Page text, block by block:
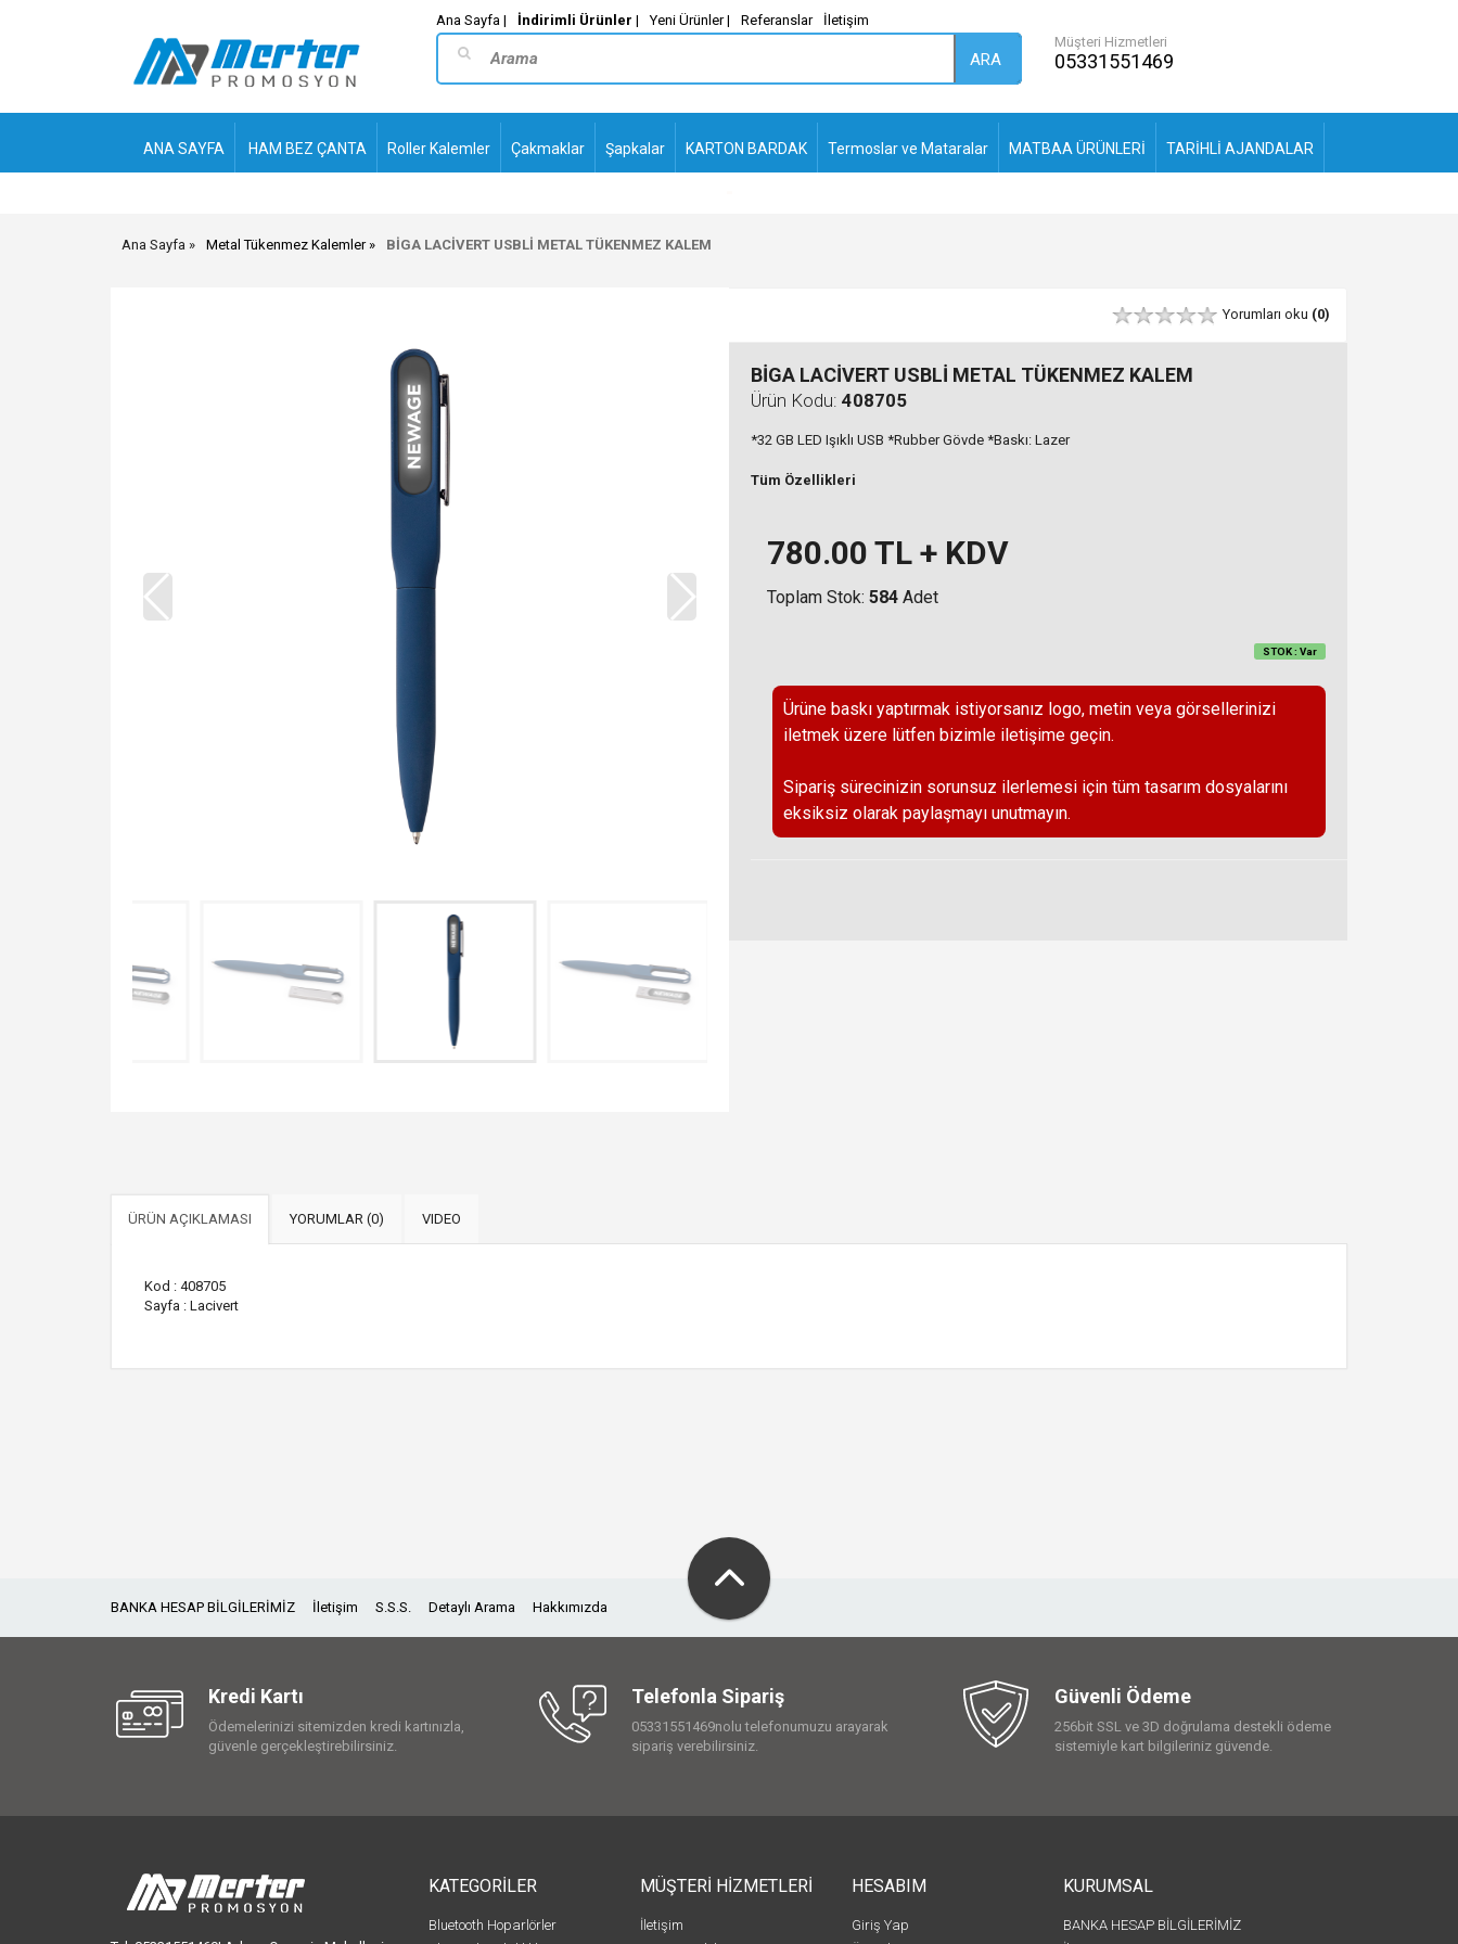
Ana Sayfa | İndirimli Ürünler | Yeni Ürünler | Referanslar İletişim
ARA
Müşteri Hizmetleri
05331551469
ANA SAYFA HAM BEZ ÇANTA Roller Kalemler Çakmaklar Şapkalar KARTON BARDAK Termoslar ve Mataralar MATBAA ÜRÜNLERİ TARİHLİ AJANDALAR
Ana Sayfa Metal Tükenmez Kalemler BİGA LACİVERT USBLİ METAL TÜKENMEZ KALEM
Yorumları oku (0)
BİGA LACİVERT USBLİ METAL TÜKENMEZ KALEM
Ürün Kodu: 408705
*32 GB LED Işıklı USB *Rubber Gövde *Baskı: Lazer
Tüm Özellikleri
780.00 TL + KDV
Toplam Stok: 584 Adet
STOK : Var
Ürüne baskı yaptırmak istiyorsanız logo, metin veya görsellerinizi
iletmek üzere lütfen bizimle iletişime geçin.
Sipariş sürecinizin sorunsuz ilerlemesi için tüm tasarım dosyalarını
eksiksiz olarak paylaşmayı unutmayın.
ÜRÜN AÇIKLAMASI YORUMLAR (0) VIDEO
Kod : 408705
Sayfa : Lacivert
BANKA HESAP BİLGİLERİMİZ İletişim S.S.S. Detaylı Arama Hakkımızda
Kredi Kartı
Ödemelerinizi sitemizden kredi kartınızla,
güvenle gerçekleştirebilirsiniz.
Telefonla Sipariş
05331551469nolu telefonumuzu arayarak
sipariş verebilirsiniz.
Güvenli Ödeme
256bit SSL ve 3D doğrulama destekli ödeme
sistemiyle kart bilgileriniz güvende.
KATEGORİLER
Bluetooth Hoparlörler
MÜŞTERİ HİZMETLERİ
İletişim
HESABIM
Giriş Yap
KURUMSAL
BANKA HESAP BİLGİLERİMİZ